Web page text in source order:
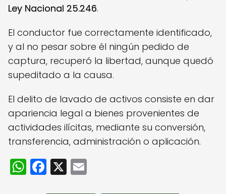
Ley Nacional 25.246.
El conductor fue correctamente identificado,
y al no pesar sobre él ningún pedido de
captura, recuperó la libertad, aunque quedó
supeditado a la causa.
El delito de lavado de activos consiste en dar
apariencia legal a bienes provenientes de
actividades ilícitas, mediante su conversión,
transferencia, administración o aplicación.
W
h
F
a
X